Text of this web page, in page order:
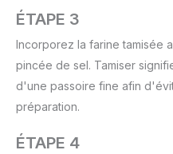
ÉTAPE 3
Incorporez la farine tamisée
pincée de sel. Tamiser
d'une passoire fine afin
préparation.
ÉTAPE 4